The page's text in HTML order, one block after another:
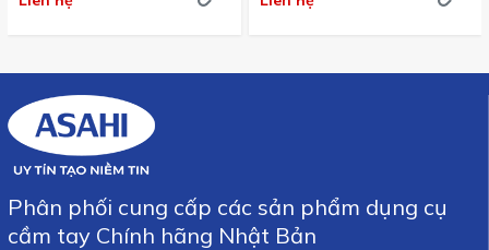
Phân phối cung cấp các sản phẩm dụng cụ
cầm tay Chính hãng Nhật Bản